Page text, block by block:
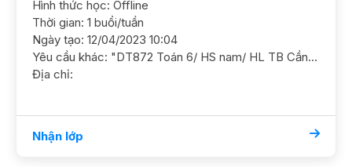
Hình thức học: Offline
Thời gian: 1 buổi/tuần
Ngày tạo: 12/04/2023 10:04
Yêu cầu khác: "DT872 Toán 6/ HS nam/ HL TB Cần GS ôn luyện chắc cơ bản và nâng cao dần, GS truyền cm hứng học tập YC GS NAM ĐC Nguyễn Chí Thanh Học phí 150-160/2"
Địa chỉ:
Nhận lớp